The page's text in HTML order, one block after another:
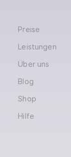
Preise
Leistungen
Über uns
Blog
Shop
Hilfe